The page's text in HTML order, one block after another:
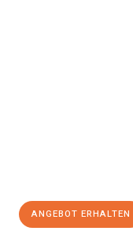
ANGEBOT ERHALTEN